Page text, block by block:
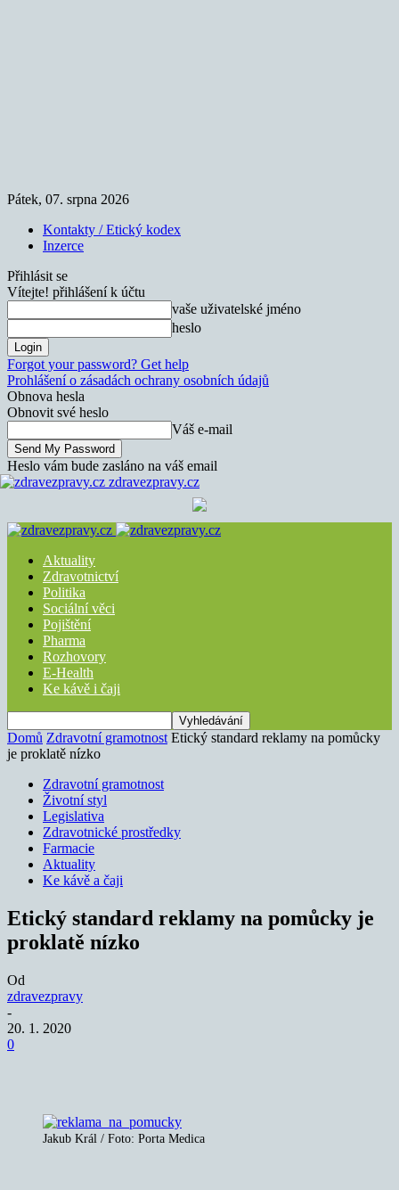
Pátek, 07. srpna 2026
Kontakty / Etický kodex
Inzerce
Přihlásit se
Vítejte! přihlášení k účtu
vaše uživatelské jméno
heslo
Forgot your password? Get help
Prohlášení o zásadách ochrany osobních údajů
Obnova hesla
Obnovit své heslo
Váš e-mail
Heslo vám bude zasláno na váš email
zdravezpravy.cz
Aktuality
Zdravotnictví
Politika
Sociální věci
Pojištění
Pharma
Rozhovory
E-Health
Ke kávě i čaji
Domů Zdravotní gramotnost Etický standard reklamy na pomůcky
je proklatě nízko
Zdravotní gramotnost
Životní styl
Legislativa
Zdravotnické prostředky
Farmacie
Aktuality
Ke kávě a čaji
Etický standard reklamy na pomůcky je
proklatě nízko
Od
zdravezpravy
-
20. 1. 2020
0
Jakub Král / Foto: Porta Medica